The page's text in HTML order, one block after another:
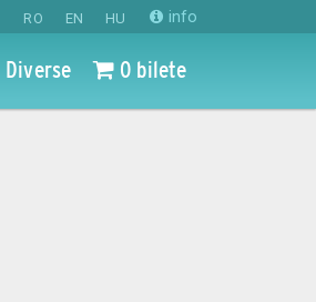
RO EN HU info
Diverse 0 bilete